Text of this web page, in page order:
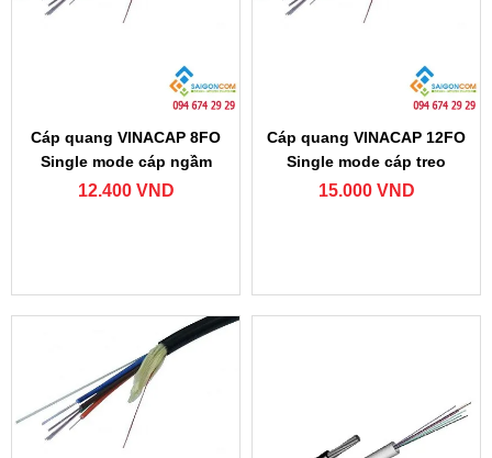
Cáp quang VINACAP 8FO
Single mode cáp ngầm
12.400 VND
Cáp quang VINACAP 12FO
Single mode cáp treo
15.000 VND